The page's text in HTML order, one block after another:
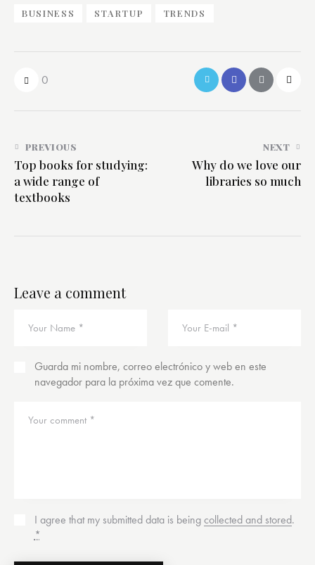
BUSINESS STARTUP TRENDS
0
PREVIOUS
Top books for studying:
a wide range of
textbooks
NEXT
Why do we love our
libraries so much
Leave a comment
Guarda mi nombre, correo electrónico y web en este
navegador para la próxima vez que comente.
I agree that my submitted data is beingcollected and stored.
*